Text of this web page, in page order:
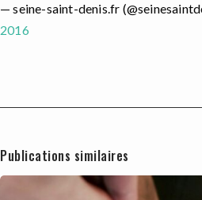
— seine-saint-denis.fr
2016
Publications similaires